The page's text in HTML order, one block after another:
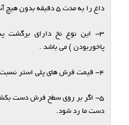
داغ را به مدت 5 دقیقه بدون هیچ آسیبی دارند .
3- این نوع نخ دارای برگشت
پاخوربودن ) می باشد .
4- قیمت فرش های پلی استر نسبت به فرش های اکریلیک پایین تر است .
5- اگر بر روی سطح فرش دست
دست ما رد شود.